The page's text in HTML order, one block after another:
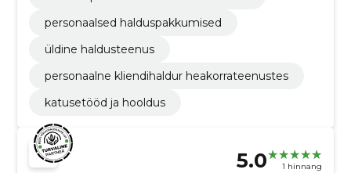
personaalsed halduspakkumised
üldine haldusteenus
personaalne kliendihaldur heakorrateenustes
katusetööd ja hooldus
5.0 1 hinnang